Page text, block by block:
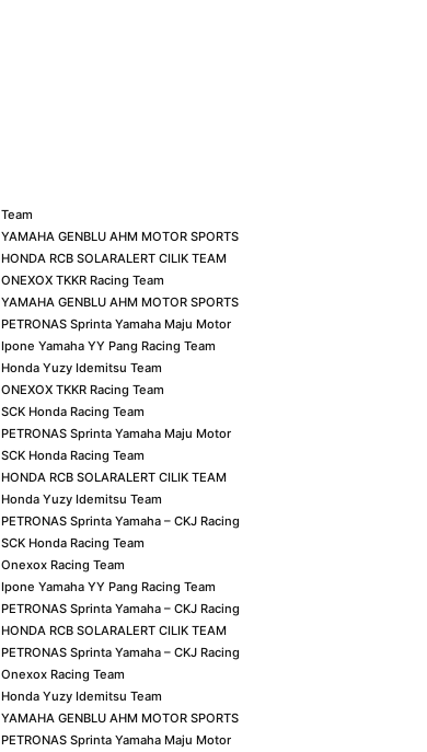
Team
YAMAHA GENBLU AHM MOTOR SPORTS
HONDA RCB SOLARALERT CILIK TEAM
ONEXOX TKKR Racing Team
YAMAHA GENBLU AHM MOTOR SPORTS
PETRONAS Sprinta Yamaha Maju Motor
Ipone Yamaha YY Pang Racing Team
Honda Yuzy Idemitsu Team
ONEXOX TKKR Racing Team
SCK Honda Racing Team
PETRONAS Sprinta Yamaha Maju Motor
SCK Honda Racing Team
HONDA RCB SOLARALERT CILIK TEAM
Honda Yuzy Idemitsu Team
PETRONAS Sprinta Yamaha – CKJ Racing
SCK Honda Racing Team
Onexox Racing Team
Ipone Yamaha YY Pang Racing Team
PETRONAS Sprinta Yamaha – CKJ Racing
HONDA RCB SOLARALERT CILIK TEAM
PETRONAS Sprinta Yamaha – CKJ Racing
Onexox Racing Team
Honda Yuzy Idemitsu Team
YAMAHA GENBLU AHM MOTOR SPORTS
PETRONAS Sprinta Yamaha Maju Motor